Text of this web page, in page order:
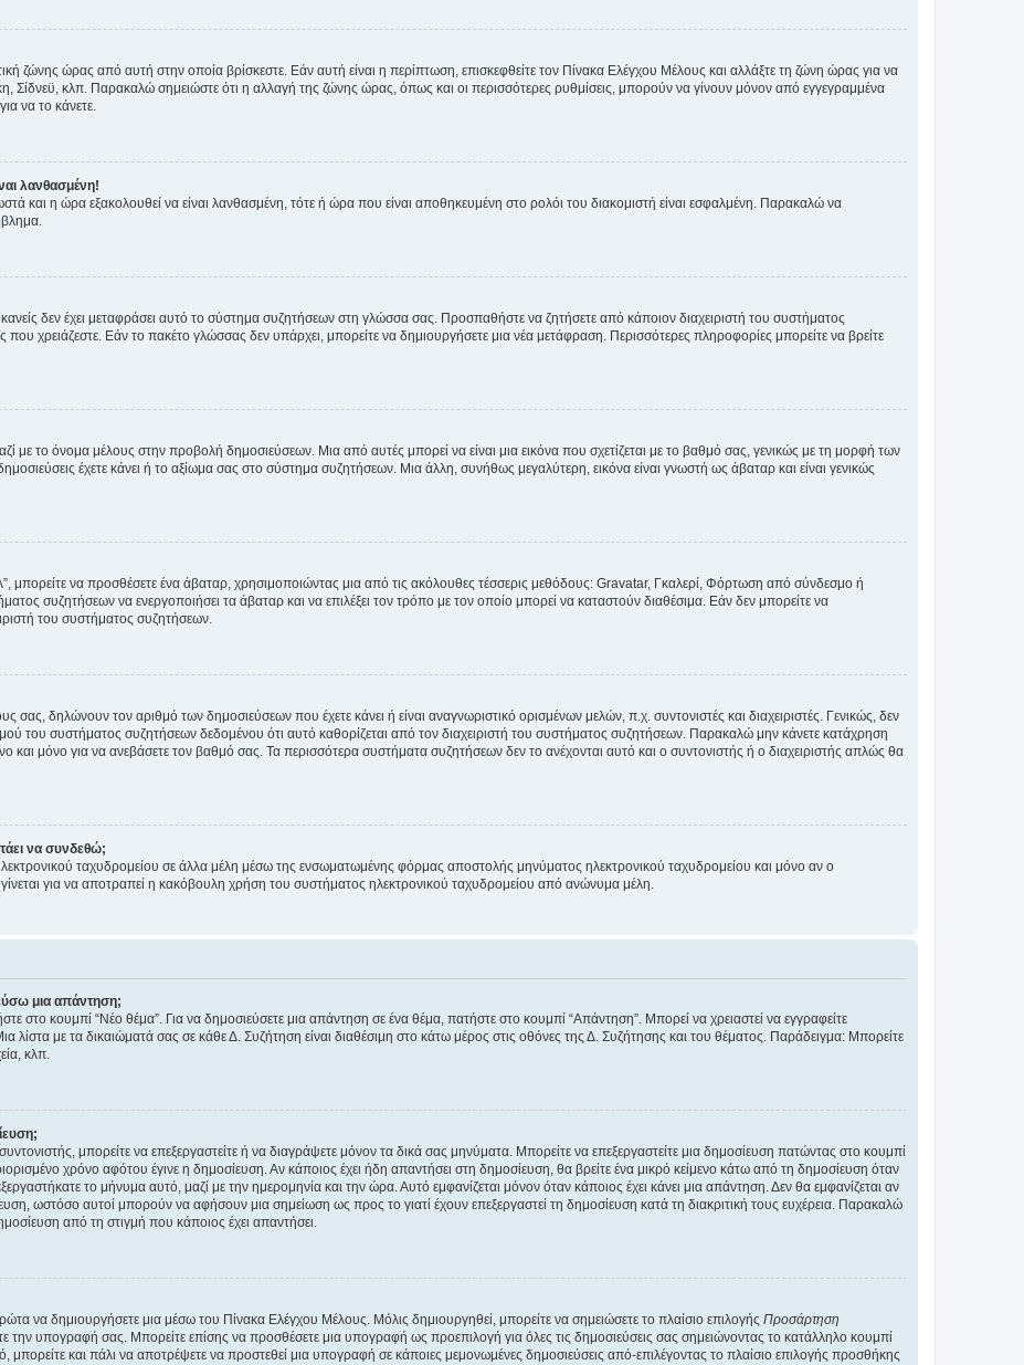
ζώνης ώρας από αυτή στην οποία βρίσκεστε. Εάν αυτή είναι η περίπτωση, επισκεφθείτε τον Πίνακα Ελέγχου Μέλους και αλλάξτε τη ζώνη ώρας για να
Σίδνεϋ, κλπ. Παρακαλώ σημειώστε ότι η αλλαγή της ζώνης ώρας, όπως και οι περισσότερες ρυθμίσεις, μπορούν να γίνουν μόνον από εγγεγραμμένα
να το κάνετε.
λανθασμένη!
και η ώρα εξακολουθεί να είναι λανθασμένη, τότε ή ώρα που είναι αποθηκευμένη στο ρολόι του διακομιστή είναι εσφαλμένη. Παρακαλώ να
κανείς δεν έχει μεταφράσει αυτό το σύστημα συζητήσεων στη γλώσσα σας. Προσπαθήστε να ζητήσετε από κάποιον διαχειριστή του συστήματος
χρειάζεστε. Εάν το πακέτο γλώσσας δεν υπάρχει, μπορείτε να δημιουργήσετε μια νέα μετάφραση. Περισσότερες πληροφορίες μπορείτε να βρείτε
με το όνομα μέλους στην προβολή δημοσιεύσεων. Μια από αυτές μπορεί να είναι μια εικόνα που σχετίζεται με το βαθμό σας, γενικώς με τη μορφή των
έχετε κάνει ή το αξίωμα σας στο σύστημα συζητήσεων. Μια άλλη, συνήθως μεγαλύτερη, εικόνα είναι γνωστή ως άβαταρ και είναι γενικώς
μπορείτε να προσθέσετε ένα άβαταρ, χρησιμοποιώντας μια από τις ακόλουθες τέσσερις μεθόδους: Gravatar, Γκαλερί, Φόρτωση από σύνδεσμο ή
συζητήσεων να ενεργοποιήσει τα άβαταρ και να επιλέξει τον τρόπο με τον οποίο μπορεί να καταστούν διαθέσιμα. Εάν δεν μπορείτε να
του συστήματος συζητήσεων.
σας, δηλώνουν τον αριθμό των δημοσιεύσεων που έχετε κάνει ή είναι αναγνωριστικό ορισμένων μελών, π.χ. συντονιστές και διαχειριστές. Γενικώς, δεν
του συστήματος συζητήσεων δεδομένου ότι αυτό καθορίζεται από τον διαχειριστή του συστήματος συζητήσεων. Παρακαλώ μην κάνετε κατάχρηση
μόνο για να ανεβάσετε τον βαθμό σας. Τα περισσότερα συστήματα συζητήσεων δεν το ανέχονται αυτό και ο συντονιστής ή ο διαχειριστής απλώς θα
να συνδεθώ;
ταχυδρομείου σε άλλα μέλη μέσω της ενσωματωμένης φόρμας αποστολής μηνύματος ηλεκτρονικού ταχυδρομείου και μόνο αν ο
γίνεται για να αποτραπεί η κακόβουλη χρήση του συστήματος ηλεκτρονικού ταχυδρομείου από ανώνυμα μέλη.
μια απάντηση;
στο κουμπί “Νέο θέμα”. Για να δημοσιεύσετε μια απάντηση σε ένα θέμα, πατήστε στο κουμπί “Απάντηση”. Μπορεί να χρειαστεί να εγγραφείτε
λίστα με τα δικαιώματά σας σε κάθε Δ. Συζήτηση είναι διαθέσιμη στο κάτω μέρος στις οθόνες της Δ. Συζήτησης και του θέματος. Παράδειγμα: Μπορείτε
κλπ.
μπορείτε να επεξεργαστείτε ή να διαγράψετε μόνον τα δικά σας μηνύματα. Μπορείτε να επεξεργαστείτε μια δημοσίευση πατώντας στο κουμπί
χρόνο αφότου έγινε η δημοσίευση. Αν κάποιος έχει ήδη απαντήσει στη δημοσίευση, θα βρείτε ένα μικρό κείμενο κάτω από τη δημοσίευση όταν
το μήνυμα αυτό, μαζί με την ημερομηνία και την ώρα. Αυτό εμφανίζεται μόνον όταν κάποιος έχει κάνει μια απάντηση. Δεν θα εμφανίζεται αν
ωστόσο αυτοί μπορούν να αφήσουν μια σημείωση ως προς το γιατί έχουν επεξεργαστεί τη δημοσίευση κατά τη διακριτική τους ευχέρεια. Παρακαλώ
από τη στιγμή που κάποιος έχει απαντήσει.
να δημιουργήσετε μια μέσω του Πίνακα Ελέγχου Μέλους. Μόλις δημιουργηθεί, μπορείτε να σημειώσετε το πλαίσιο επιλογής Προσάρτηση
την υπογραφή σας. Μπορείτε επίσης να προσθέσετε μια υπογραφή ως προεπιλογή για όλες τις δημοσιεύσεις σας σημειώνοντας το κατάλληλο κουμπί
και πάλι να αποτρέψετε να προστεθεί μια υπογραφή σε κάποιες μεμονωμένες δημοσιεύσεις από-επιλέγοντας το πλαίσιο επιλογής προσθήκης